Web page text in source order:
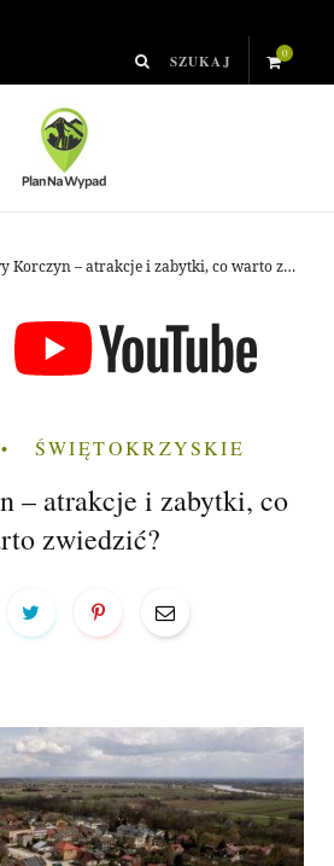
0
C
Nowy Korczyn – atrakcje i zabytki, co warto zwiedzić?
ŚWIĘTOKRZYSKIE
– atrakcje i zabytki, co
zwiedzić?